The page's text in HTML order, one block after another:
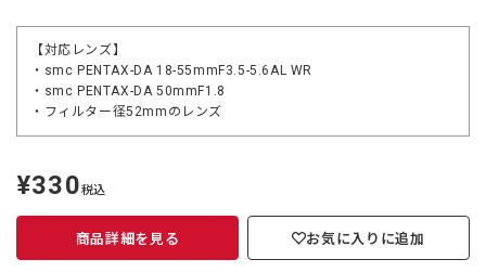
【対応レンズ】
・smc PENTAX-DA 18-55mmF3.5-5.6AL WR
・smc PENTAX-DA 50mmF1.8
・フィルター径52mmのレンズ
定
価
¥330税込
商品詳細を見る お気に入りに追加